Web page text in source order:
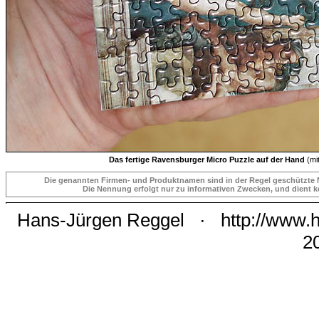
Das fertige Ravensburger Micro Puzzle auf der Hand
Die genannten Firmen- und Produktnamen sind in der Regel geschützte
Die Nennung erfolgt nur zu informativen Zwecken, und dient
Hans-Jürgen Reggel · http://